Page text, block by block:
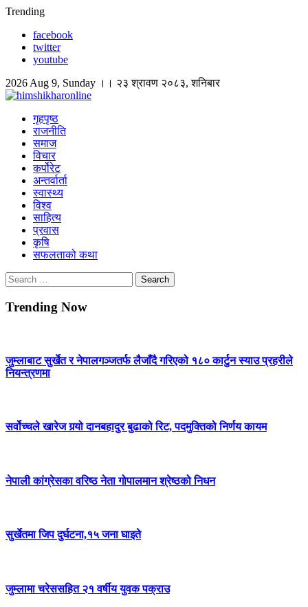
Skip
content
Trending
facebook
twitter
youtube
2026 Aug 9, Sunday ।। २३ श्रावण २०८३, शनिबार
Himshikhar Online
गृहपृष्ठ
राजनीति
समाज
विचार
कर्पोरेट
अन्तर्वार्ता
स्वास्थ्य
विश्व
साहित्य
प्रवास
कृषि
सफलताको कथा
Search
for:
Trending Now
जुम्लाबाट सुर्खेत र नेपालगञ्जतर्फ लैजाँदै गरिएको १८० कार्टुन स्याउ प्रहरीले
नियन्त्रणमा
सर्वोच्चले खारेज गर्‍यो दानबहादुर बुढाको रिट, पदमुक्तिको निर्णय कायम
नेपाली कांग्रेसका वरिष्ठ नेता गोपालमान श्रेष्ठको निधन
सुर्खेतमा जिप दुर्घटना,१५ जना घाइते
जुम्लामा चरेससहित २१ वर्षीय युवक पक्राउ